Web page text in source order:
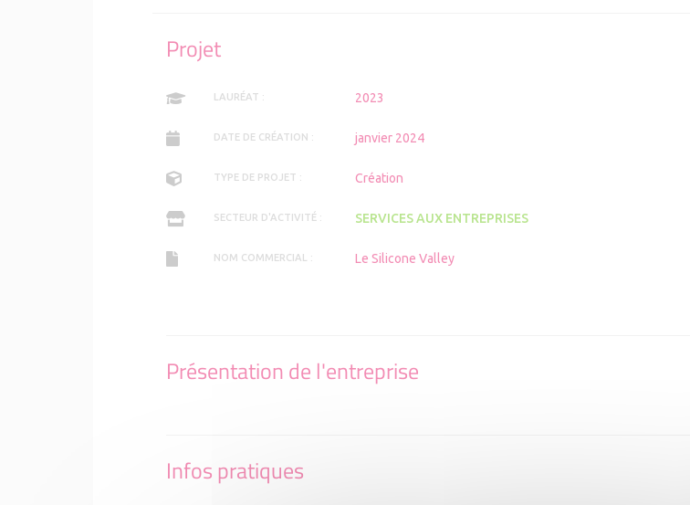
Projet
LAURÉAT : 2023
DATE DE CRÉATION : janvier 2024
TYPE DE PROJET : Création
SECTEUR D'ACTIVITÉ : SERVICES AUX ENTREPRISES
NOM COMMERCIAL : Le Silicone Valley
Présentation de l'entreprise
Infos pratiques